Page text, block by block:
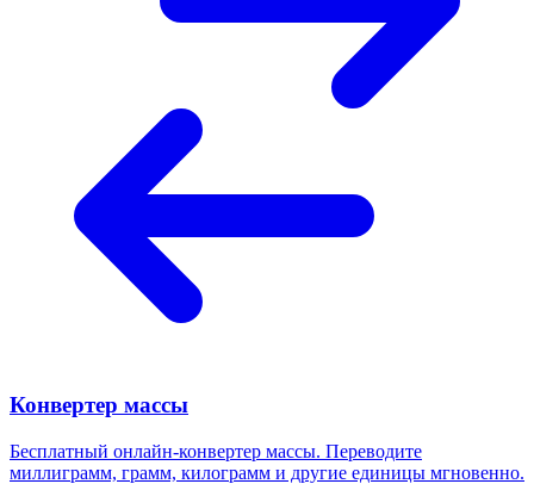
Конвертер массы
Бесплатный онлайн-конвертер массы. Переводите
миллиграмм, грамм, килограмм и другие единицы мгновенно.